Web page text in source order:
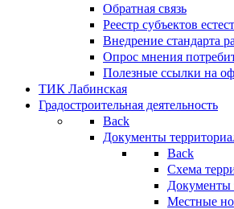
Обратная связь
Реестр субъектов
Внедрение стандарта
Опрос мнения
Полезные ссылки на
ТИК Лабинская
Градостроительная деятельность
Back
Документы
Back
Схема
Документы
Местные